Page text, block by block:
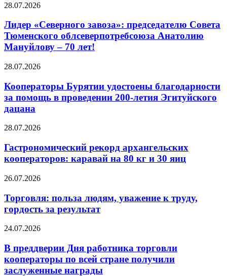
28.07.2026
Лидер «Северного завоза»: председателю Совета
Тюменского облсеверпотребсоюза Анатолию
Мануйлову – 70 лет!
28.07.2026
Кооператоры Бурятии удостоены благодарности
за помощь в проведении 200-летия Эгитуйского
дацана
28.07.2026
Гастрономический рекорд архангельских
кооператоров: каравай на 80 кг и 30 яиц
26.07.2026
Торговля: польза людям, уважение к труду,
гордость за результат
24.07.2026
В преддверии Дня работника торговли
кооператоры по всей стране получили
заслуженные награды